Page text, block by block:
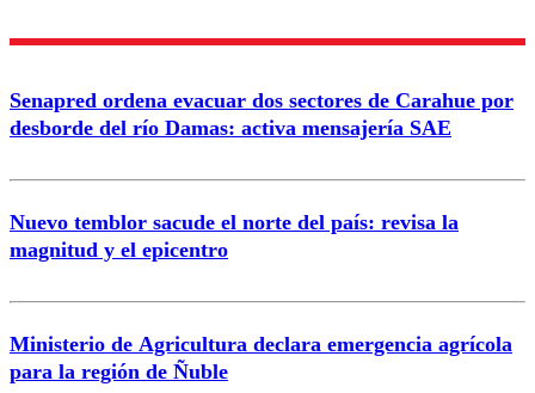
Enviar comentario
Senapred ordena evacuar dos sectores de Carahue por
desborde del río Damas: activa mensajería SAE
Nuevo temblor sacude el norte del país: revisa la
magnitud y el epicentro
Ministerio de Agricultura declara emergencia agrícola
para la región de Ñuble